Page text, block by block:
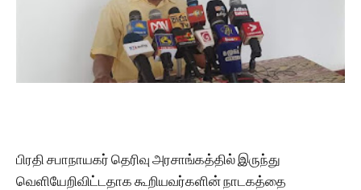
பிரதி சபாநாயகர் தெரிவு அரசாங்கத்தில் இருந்து
வெளியேறிவிட்டதாக கூறியவர்களின் நாடகத்தை